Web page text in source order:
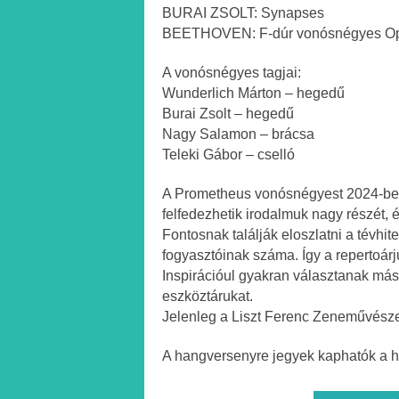
BURAI ZSOLT: Synapses
BEETHOVEN: F-dúr vonósnégyes
A vonósnégyes tagjai:
Wunderlich Márton – hegedű
Burai Zsolt – hegedű
Nagy Salamon – brácsa
Teleki Gábor – cselló
A Prometheus vonósnégyest 2024-
felfedezhetik irodalmuk nagy részét,
Fontosnak találják eloszlatni a
fogyasztóinak száma. Így a
Inspirációul gyakran választanak
eszköztárukat.
Jelenleg a Liszt Ferenc
A hangversenyre jegyek kaphatók a